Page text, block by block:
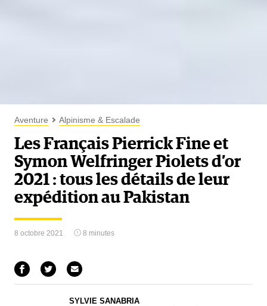
Aventure Alpinisme & Escalade
Les Français Pierrick Fine et
Symon Welfringer Piolets d’or
2021 : tous les détails de leur
expédition au Pakistan
8 octobre 2021 8 minutes
SYLVIE SANABRIA